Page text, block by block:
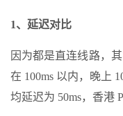
1、延迟对比
因为都是直连线路，
在 100ms 以内，晚上
均延迟为 50ms，香港